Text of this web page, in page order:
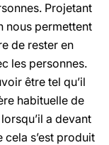
Projetant
nous permettent
de rester en
les personnes.
être tel qu’il
habituelle de
a devant
s’est produit